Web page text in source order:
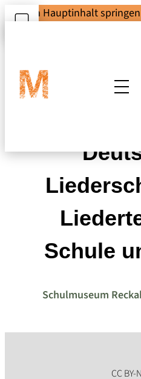
Zum Hauptinhalt springen
Schule
Schulmuseum